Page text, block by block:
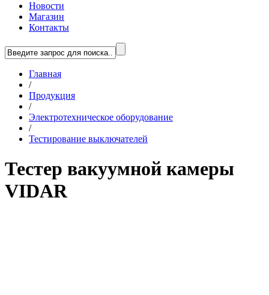
Новости
Магазин
Контакты
Главная
/
Продукция
/
Электротехническое оборудование
/
Тестирование выключателей
Тестер вакуумной камеры
VIDAR